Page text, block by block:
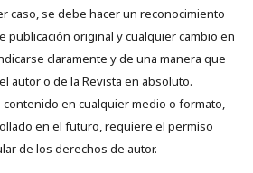
caso, se debe hacer un reconocimiento
publicación original y cualquier cambio en
claramente y de una manera que
autor o de la Revista en absoluto.
en cualquier medio o formato,
en el futuro, requiere el permiso
de los derechos de autor.